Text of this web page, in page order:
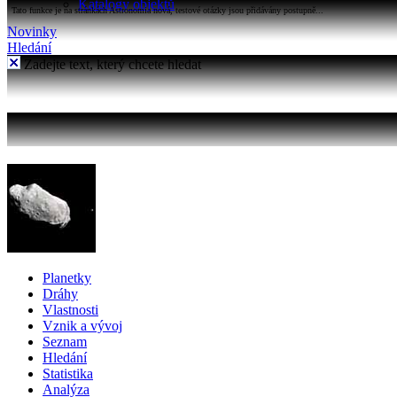
Katalogy objektů
Tato funkce je na stránkách Astronomia nová, testové otázky jsou přidávány postupně...
Novinky
Hledání
Zadejte text, který chcete hledat
Planetky
Dráhy
Vlastnosti
Vznik a vývoj
Seznam
Hledání
Statistika
Analýza